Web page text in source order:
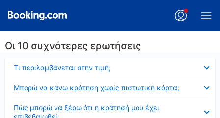
Οι 10 συχνότερες ερωτήσεις
Τι περιλαμβάνεται στην τιμή;
Μπορώ να κάνω κράτηση χωρίς πιστωτική κάρτα;
Πώς μπορώ να ξέρω ότι η κράτησή μου έχει
επιβεβαιωθεί;